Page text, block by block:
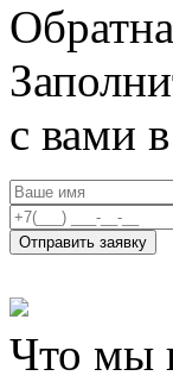
с вами
Что мы